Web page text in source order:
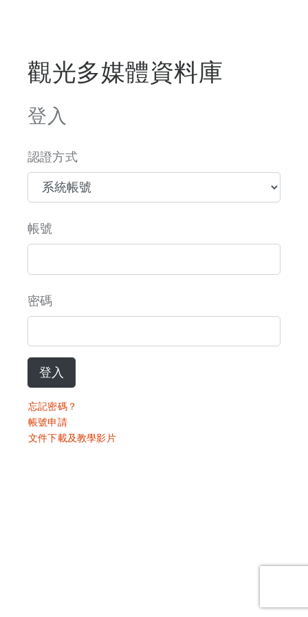
觀光多媒體資料庫
登入
認證方式
帳號
密碼
登入
忘記密碼？
帳號申請
文件下載及教學影片